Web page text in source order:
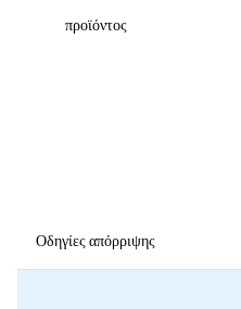
προϊόντος
Οδηγίες απόρριψης